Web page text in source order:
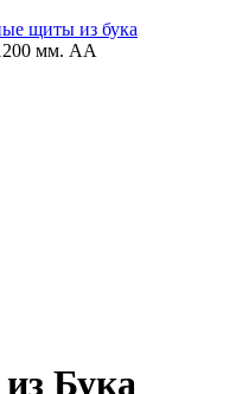
щиты из бука
мм. AA
Бука